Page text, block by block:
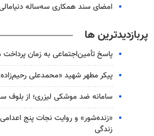
امضای سند همکاری سه‌ساله دنیامالی
پربازدیدترین ها
پاسخ تأمین‌اجتماعی به زمان
پیکر مطهر شهید «محمدعلی
سامانه ضد موشکی لیزری؛ از بلوف
«زنده‌شور» و روایت نجات پنج
زندگی